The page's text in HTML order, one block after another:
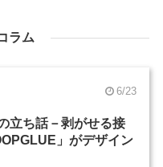
ラム
6/23
立ち話－剥がせる接
」がデザイン